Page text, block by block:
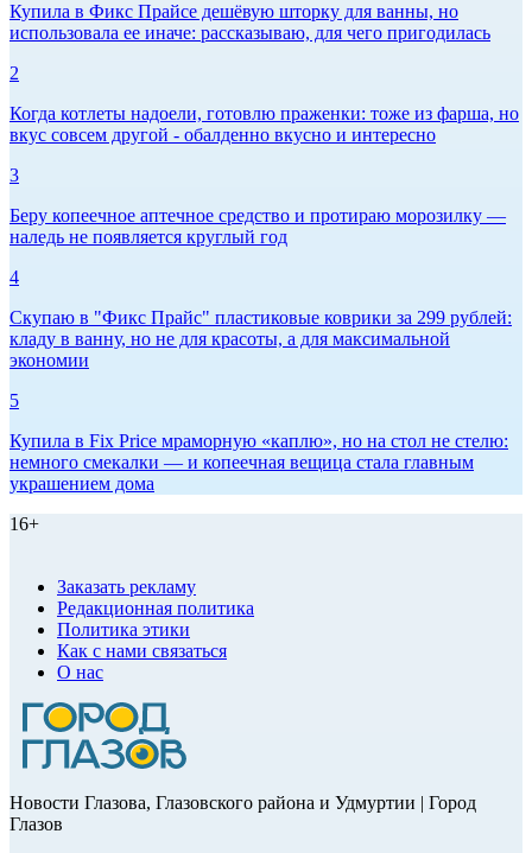
Купила в Фикс Прайсе дешёвую шторку для ванны, но
использовала ее иначе: рассказываю, для чего пригодилась
2
Когда котлеты надоели, готовлю праженки: тоже из фарша, но
вкус совсем другой - обалденно вкусно и интересно
3
Беру копеечное аптечное средство и протираю морозилку —
наледь не появляется круглый год
4
Скупаю в "Фикс Прайс" пластиковые коврики за 299 рублей:
кладу в ванну, но не для красоты, а для максимальной
экономии
5
Купила в Fix Price мраморную «каплю», но на стол не стелю:
немного смекалки — и копеечная вещица стала главным
украшением дома
16+
Заказать рекламу
Редакционная политика
Политика этики
Как с нами связаться
О нас
Новости Глазова, Глазовского района и Удмуртии | Город
Глазов